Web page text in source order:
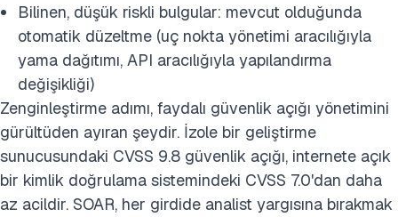
Bilinen, düşük riskli bulgular: mevcut olduğunda
otomatik düzeltme (uç nokta yönetimi aracılığıyla
yama dağıtımı, API aracılığıyla yapılandırma
değişikliği)
Zenginleştirme adımı, faydalı güvenlik açığı yönetimini
gürültüden ayıran şeydir. İzole bir geliştirme
sunucusundaki CVSS 9.8 güvenlik açığı, internete açık
bir kimlik doğrulama sistemindeki CVSS 7.0'dan daha
az acildir. SOAR, her girdide analist yargısına bırakmak